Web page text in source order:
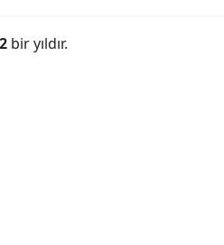
bir yıldır.